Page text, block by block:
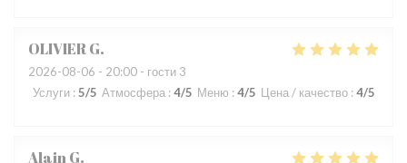
OLIVIERG
2026-08-06 - 20:00 - гости 3
Услуги : 5/5 Атмосфера : 4/5 Меню : 4/5 Цена / качество : 4/5
AlainG